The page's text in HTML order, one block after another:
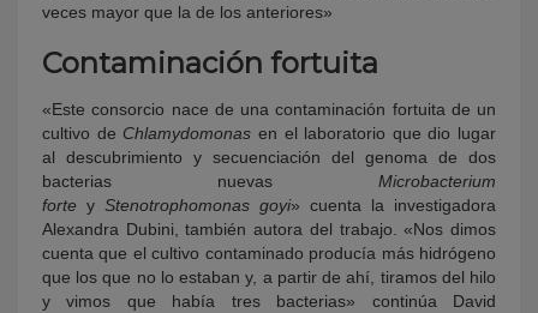
veces mayor que la de los anteriores»
Contaminación fortuita
«Este consorcio nace de una contaminación fortuita de un
cultivo de Chlamydomonas en el laboratorio que dio lugar
al descubrimiento y secuenciación del genoma de dos
bacterias nuevas Microbacterium
forte y Stenotrophomonas goyi» cuenta la investigadora
Alexandra Dubini, también autora del trabajo. «Nos dimos
cuenta que el cultivo contaminado producía más hidrógeno
que los que no lo estaban y, a partir de ahí, tiramos del hilo
y vimos que había tres bacterias» continúa David